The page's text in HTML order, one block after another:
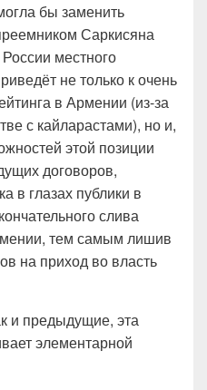
бы заменить
Саркисяна
местного
не только к очень
в Армении (из-за
с кайларастами), но и,
этой позиции
договоров,
в глазах публики в
слива
тем самым лишив
на приход во власть
и предыдущие, эта
элементарной